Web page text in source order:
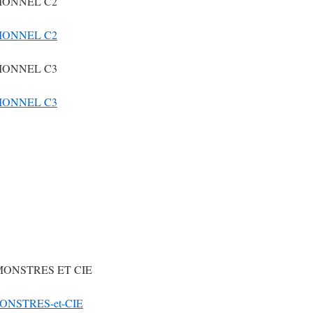
C2
C3
C3
ET CIE
et-CIE